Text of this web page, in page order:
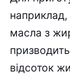
наприклад,
масла з
відсоток